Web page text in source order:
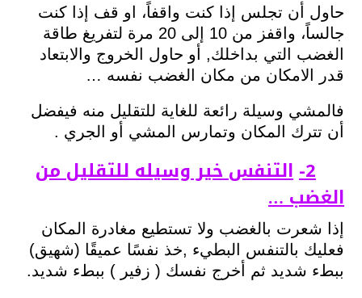
حاول أن تجلس إذا كنت واقفاً، او قف إذا كنت
جالساً، واقفز من 10 إلى 20 مرة لتفريغ طاقة
الغضب التي بداخلك, أو حاول الخروج والابتعاد
قدر الامكان من مكان الغضب نفسه …
فالمشي وسيلة رائعة للغاية للتقليل منه فيفضل
أن تترك المكان وتمارس المشي أو الجري .
2- التنفس خير وسيله للتقليل من
الغضب …
إذا شعرت بالغضب ولا تستطيع مغادرة المكان
فعليك بالتنفس البطيء ,خذ نفسًا عميقًا (شهيق)
ببطء شديد ثم أخرج نفسك ( زفير ) ببطء شديد.